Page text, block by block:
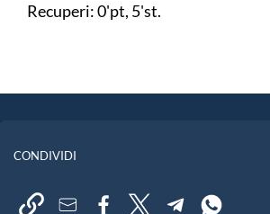
Recuperi: 0'pt, 5'st.
CONDIVIDI